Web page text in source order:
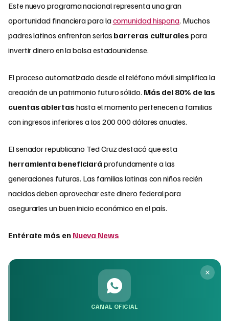
Este nuevo programa nacional representa una gran
oportunidad financiera para lacomunidad hispana. Muchos
padres latinos enfrentan serias barreras culturales para
invertir dinero en la bolsa estadounidense.
El proceso automatizado desde el teléfono móvil simplifica la
creación de un patrimonio futuro sólido. Más del 80% de las
cuentas abiertas hasta el momento pertenecen a familias
con ingresos inferiores a los 200 000 dólares anuales.
El senador republicano Ted Cruz destacó que esta
herramienta beneficiará profundamente a las
generaciones futuras. Las familias latinas con niños recién
nacidos deben aprovechar este dinero federal para
asegurarles un buen inicio económico en el país.
Entérate más en Nueva News
CANAL OFICIAL